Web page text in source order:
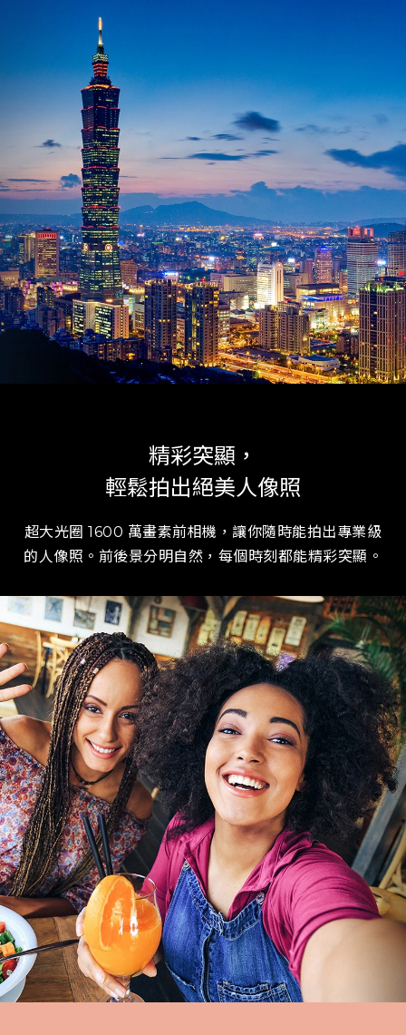
精彩突顯，
輕鬆拍出絕美人像照
超大光圈 1600 萬畫素前相機，讓你隨時能拍出專業級
的人像照。前後景分明自然，每個時刻都能精彩突顯。